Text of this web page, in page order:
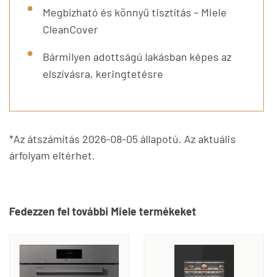
Megbízható és könnyű tisztítás – Miele
CleanCover
Bármilyen adottságú lakásban képes az
elszívásra, keringtetésre
*Az átszámítás 2026-08-05 állapotú. Az aktuális
árfolyam eltérhet.
Fedezzen fel további Miele termékeket